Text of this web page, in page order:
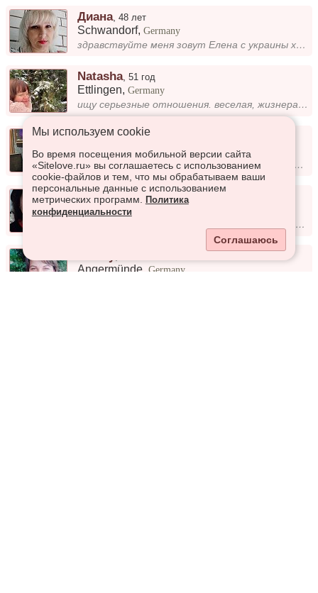
Диана,48 лет
Schwandorf,Germany
здравствуйте меня зовут Елена с украины хочю всретить свою судьбу
Natasha,51 год
Ettlingen,Germany
ищу серьезные отношения. веселая, жизнерадостная, говорю на русском языке.
Mira,45 лет
Rösberg,Germany
Познакомлюсь с мужчиной для серьезных отношений.
Nelichka,31 год
Forst,Germany
Я люблю дарить окружающим улыбки и позитив. Для меня важно быть добрым и заботливым человеком, а также находить радость...
Angermünde ,Germany
Мы используем сookie
Во время посещения мобильной версии сайта
«Sitelove.ru» вы соглашаетесь с использованием
cookie-файлов и тем, что мы обрабатываем ваши
персональные данные с использованием
метрических программ.
Политика
конфиденциальности
Соглашаюсь